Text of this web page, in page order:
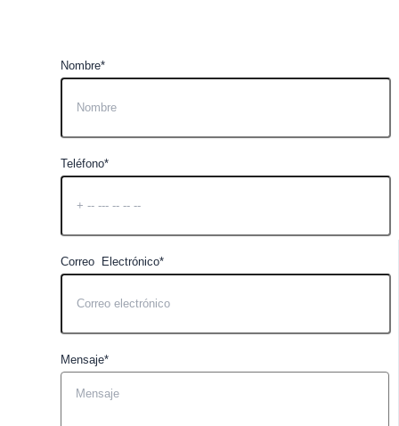
Nombre*
Teléfono*
Correo Electrónico*
Mensaje*